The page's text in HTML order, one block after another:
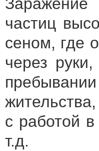
частиц
сеном, где
через
с работой
т.д.